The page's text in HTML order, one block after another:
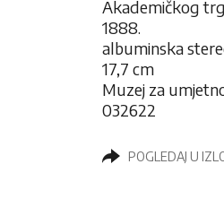
Akademičkog
1888.
albuminska
17,7 cm
Muzej za
032622
POGLEDAJ U